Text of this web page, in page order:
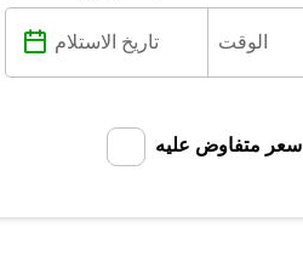
سعر متفاوض عليه